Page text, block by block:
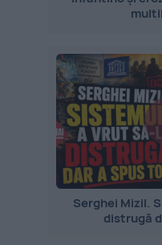
Serghei Mizil.
distrugă